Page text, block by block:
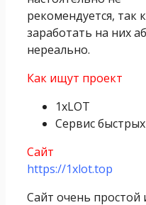
рекомендуется, так
заработать на них
нереально.
Как ищут проект
1xLOT
Сервис
Сайт
https://1xlot.top
Сайт очень простой